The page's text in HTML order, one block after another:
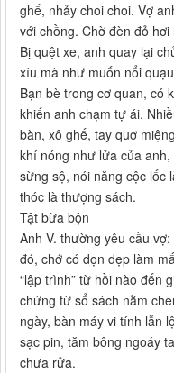
ghế, nhảy choi choi. Vợ
với chồng. Chờ đèn đỏ
Bị quệt xe, anh quay lại
xíu mà như muốn nổi
Bạn bè trong cơ quan, có
khiến anh chạm tự ái.
bàn, xô ghế, tay quơ
khí nóng như lửa của
sừng sộ, nói năng cộc lốc
thóc là thượng sách.
Tật bừa bộn
Anh V. thường yêu cầu
đó, chớ có dọn dẹp làm
“lập trình” từ hồi nào đến
chứng từ sổ sách nằm
ngày, bàn máy vi tính lẫn
sạc pin, tăm bông ngoáy
chưa rửa.